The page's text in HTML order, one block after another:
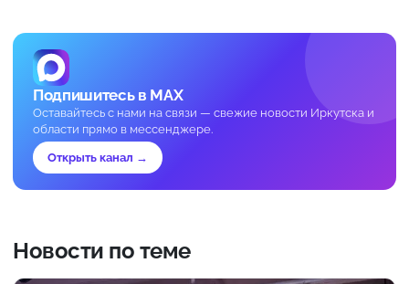
Подпишитесь в MAX
Оставайтесь с нами на связи — свежие новости Иркутска и
области прямо в мессенджере.
Открыть канал →
Новости по теме